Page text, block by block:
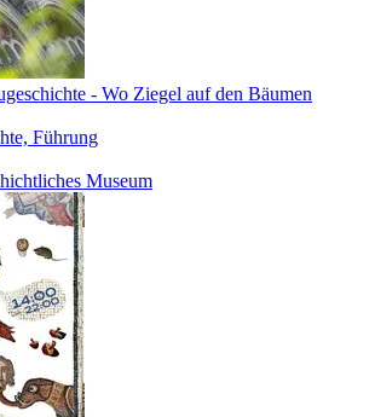
- Wo Ziegel auf den Bäumen
Führung
Museum